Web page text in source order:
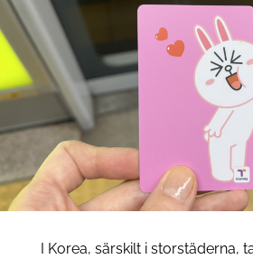
I Korea, särskilt i storstäderna,